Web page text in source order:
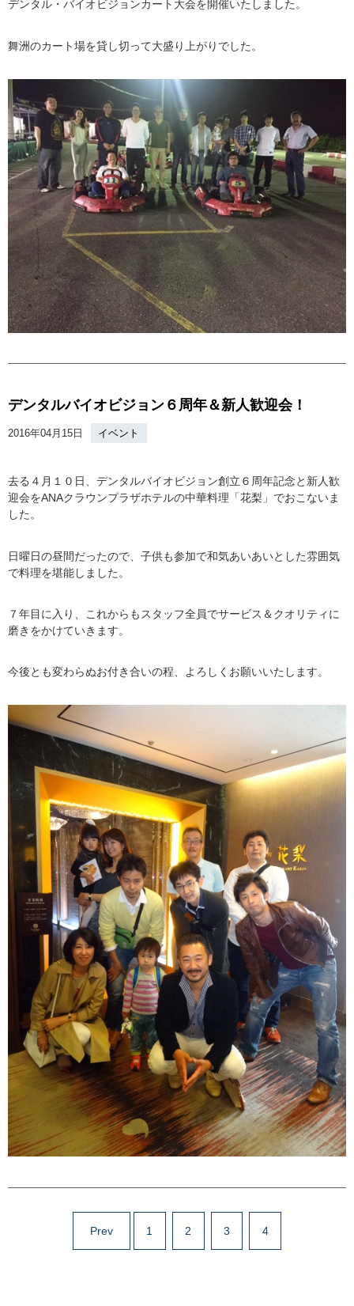
デンタル・バイオビジョンカート大会を開催いたしました。
舞洲のカート場を貸し切って大盛り上がりでした。
デンタルバイオビジョン６周年＆新人歓迎会！
2016年04月15日 イベント
去る４月１０日、デンタルバイオビジョン創立６周年記念と新人歓
迎会をANAクラウンプラザホテルの中華料理「花梨」でおこないま
した。
日曜日の昼間だったので、子供も参加で和気あいあいとした雰囲気
で料理を堪能しました。
７年目に入り、これからもスタッフ全員でサービス＆クオリティに
磨きをかけていきます。
今後とも変わらぬお付き合いの程、よろしくお願いいたします。
Prev 1 2 3 4